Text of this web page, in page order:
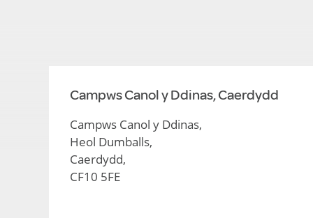
Campws Canol y Ddinas, Caerdydd
Campws Canol y Ddinas,
Heol Dumballs,
Caerdydd,
CF10 5FE